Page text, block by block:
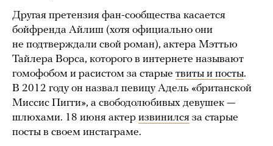
Другая претензия фан-сообщества касается
бойфренда Айлиш (хотя официально они
не подтверждали свой роман), актера Мэттью
Тайлера Ворса, которого в интернете называют
гомофобом и расистом за старые твиты и посты.
В 2012 году он назвал певицу Адель «британской
Миссис Пигги», а свободолюбивых девушек —
шлюхами. 18 июня актер извинился за старые
посты в своем инстаграме.